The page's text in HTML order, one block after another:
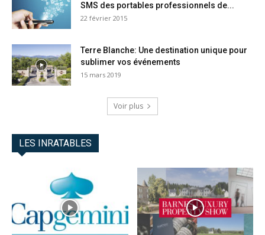
SMS des portables professionnels de...
22 février 2015
Terre Blanche: Une destination unique pour
sublimer vos événements
15 mars 2019
Voir plus
LES INRATABLES